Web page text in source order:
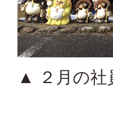
▲ ２月の社